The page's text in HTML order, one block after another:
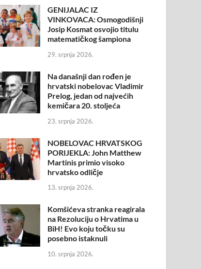
GENIJALAC IZ
VINKOVACA: Osmogodišnji
Josip Kosmat osvojio titulu
matematičkog šampiona
29. srpnja 2026.
Na današnji dan rođen je
hrvatski nobelovac Vladimir
Prelog, jedan od najvećih
kemičara 20. stoljeća
23. srpnja 2026.
NOBELOVAC HRVATSKOG
PORIJEKLA: John Matthew
Martinis primio visoko
hrvatsko odličje
13. srpnja 2026.
Komšićeva stranka reagirala
na Rezoluciju o Hrvatima u
BiH! Evo koju točku su
posebno istaknuli
10. srpnja 2026.